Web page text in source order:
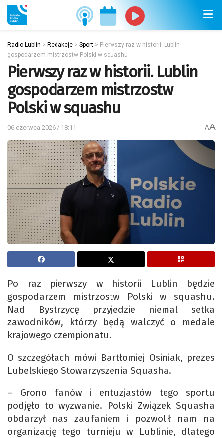
Radio Lublin > Redakcje > Sport > Pierwszy raz w historii. Lublin
gospodarzem mistrzostw Polski w squashu
Pierwszy raz w historii. Lublin
gospodarzem mistrzostw
Polski w squashu
06 czerwca 2026 / 18:11 AA
Po raz pierwszy w historii Lublin będzie
gospodarzem mistrzostw Polski w squashu.
Nad Bystrzycę przyjedzie niemal setka
zawodników, którzy będą walczyć o medale
krajowego czempionatu.
O szczegółach mówi Bartłomiej Osiniak, prezes
Lubelskiego Stowarzyszenia Squasha.
– Grono fanów i entuzjastów tego sportu
podjęło to wyzwanie. Polski Związek Squasha
obdarzył nas zaufaniem i pozwolił nam na
organizację tego turnieju w Lublinie, dlatego